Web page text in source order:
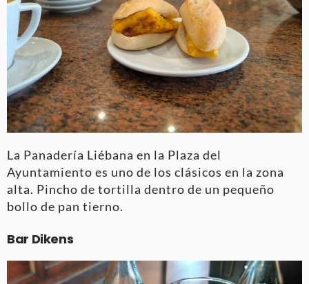
La Panadería Liébana en la Plaza del
Ayuntamiento es uno de los clásicos en la zona
alta. Pincho de tortilla dentro de un pequeño
bollo de pan tierno.
Bar Dikens